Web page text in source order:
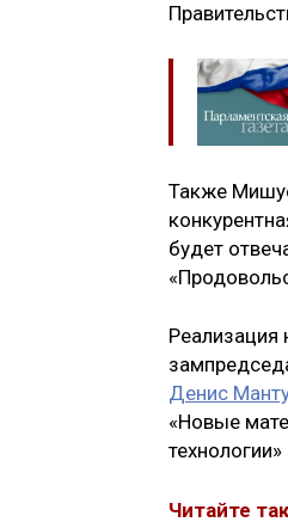
Также
будет
Реализация
Денис
«Новые
Читайте